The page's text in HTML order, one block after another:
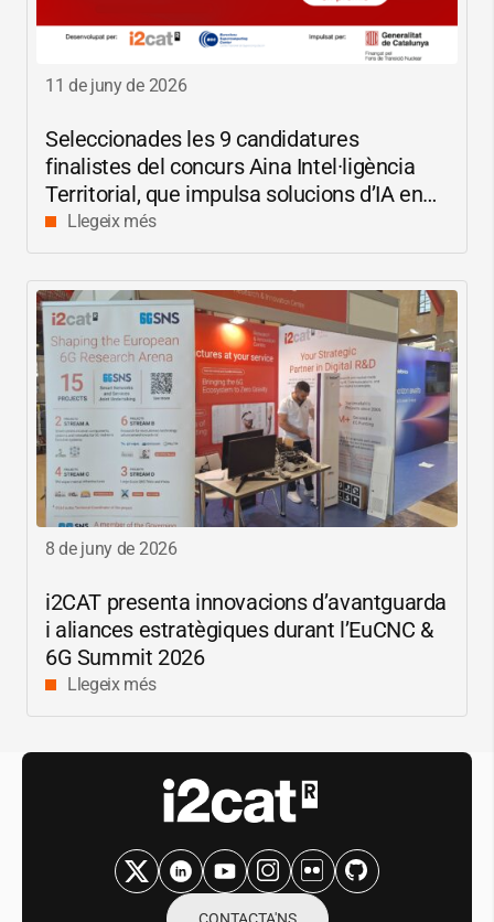
11 de juny de 2026
Seleccionades les 9 candidatures
finalistes del concurs Aina Intel·ligència
Territorial, que impulsa solucions d’IA en
català per reduir les bretxes socials i
digitals
Llegeix més
8 de juny de 2026
i2CAT presenta innovacions d’avantguarda
i aliances estratègiques durant l’EuCNC &
6G Summit 2026
Llegeix més
CONTACTA'NS